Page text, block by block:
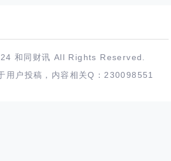
和同财讯 All Rights Reserved.
用户投稿，内容相关Q：230098551